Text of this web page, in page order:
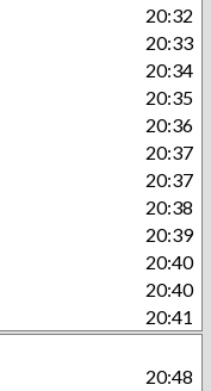
20:32
20:33
20:34
20:35
20:36
20:37
20:37
20:38
20:39
20:40
20:40
20:41
20:48